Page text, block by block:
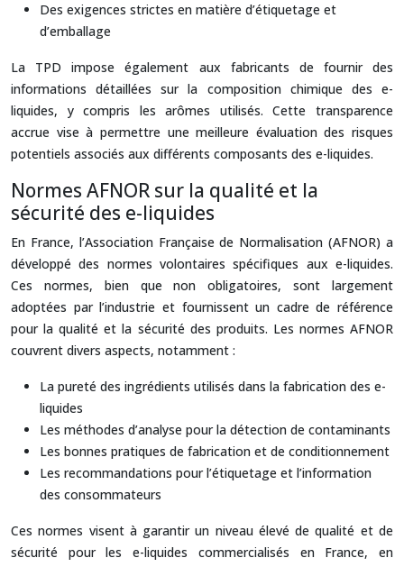
Des exigences strictes en matière d’étiquetage et
d’emballage
La TPD impose également aux fabricants de fournir des
informations détaillées sur la composition chimique des e-
liquides, y compris les arômes utilisés. Cette transparence
accrue vise à permettre une meilleure évaluation des risques
potentiels associés aux différents composants des e-liquides.
Normes AFNOR sur la qualité et la
sécurité des e-liquides
En France, l’Association Française de Normalisation (AFNOR) a
développé des normes volontaires spécifiques aux e-liquides.
Ces normes, bien que non obligatoires, sont largement
adoptées par l’industrie et fournissent un cadre de référence
pour la qualité et la sécurité des produits. Les normes AFNOR
couvrent divers aspects, notamment :
La pureté des ingrédients utilisés dans la fabrication des e-
liquides
Les méthodes d’analyse pour la détection de contaminants
Les bonnes pratiques de fabrication et de conditionnement
Les recommandations pour l’étiquetage et l’information
des consommateurs
Ces normes visent à garantir un niveau élevé de qualité et de
sécurité pour les e-liquides commercialisés en France, en